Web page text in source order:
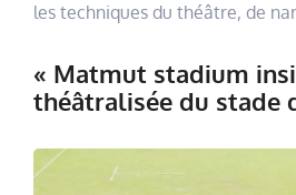
les techniques du théâtre, de
« Matmut stadium
théâtralisée du stade